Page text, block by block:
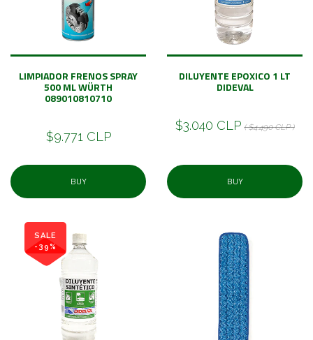
LIMPIADOR FRENOS SPRAY
500 ML WÜRTH
089010810710
$9.771 CLP
BUY
DILUYENTE EPOXICO 1 LT
DIDEVAL
$3.040 CLP ( $4.490 CLP )
BUY
SALE
-39%